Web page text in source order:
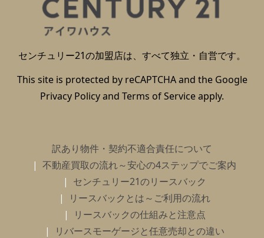
センチュリー21の加盟店は、すべて独立・自営です。
This site is protected by reCAPTCHA and the Google
Privacy Policyand Terms of Serviceapply.
訳あり物件・契約不適合責任について
不動産買取の流れ～安心の4ステップでご案内
センチュリー21のリースバック
リースバックとは～ご利用の流れ
リースバックの仕組みと注意点
リバースモーゲージと任意売却との違い